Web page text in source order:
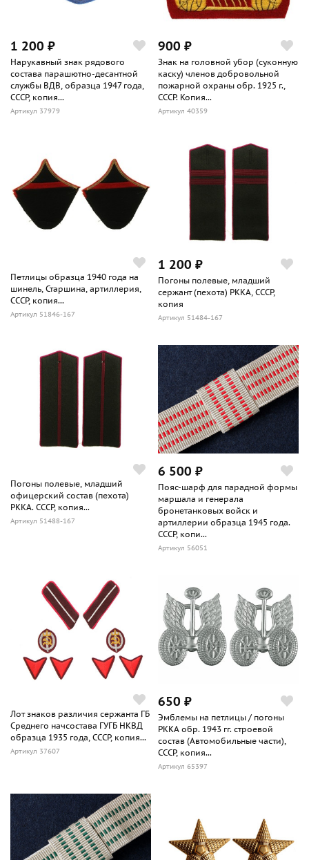
1 200 ₽
Нарукавный знак рядового
состава парашютно-десантной
службы ВДВ, образца 1947 года,
СССР, копия...
Артикул 37979
900 ₽
Знак на головной убор (суконную
каску) членов добровольной
пожарной охраны обр. 1925 г.,
СССР. Копия...
Артикул 40359
Петлицы образца 1940 года на
шинель, Старшина, артиллерия,
СССР, копия...
Артикул 51846-167
1 200 ₽
Погоны полевые, младший
сержант (пехота) РККА, СССР,
копия
Артикул 51484-167
Погоны полевые, младший
офицерский состав (пехота)
РККА. СССР, копия...
Артикул 51488-167
6 500 ₽
Пояс-шарф для парадной формы
маршала и генерала
бронетанковых войск и
артиллерии образца 1945 года.
СССР, копи...
Артикул 56051
Лот знаков различия сержанта ГБ
Среднего начсостава ГУГБ НКВД
образца 1935 года, СССР, копия...
Артикул 37607
650 ₽
Эмблемы на петлицы / погоны
РККА обр. 1943 гг. строевой
состав (Автомобильные части),
СССР, копия...
Артикул 65397